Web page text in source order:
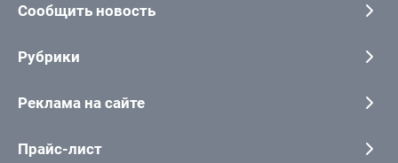
Сообщить новость
Рубрики
Реклама на сайте
Прайс-лист